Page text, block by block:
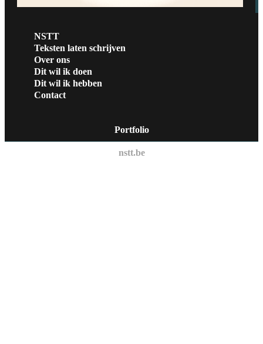
NSTT
Teksten laten schrijven
Over ons
Dit wil ik doen
Dit wil ik hebben
Contact
Portfolio
nstt.be